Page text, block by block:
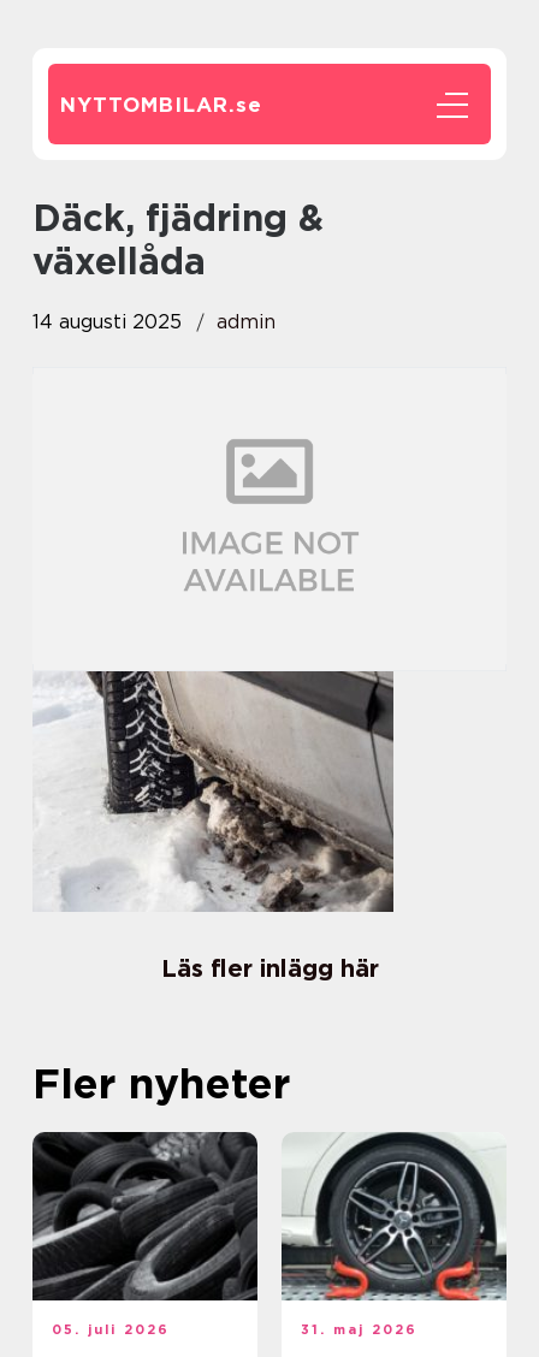
NYTTOMBILAR.se
Däck, fjädring &
växellåda
14 augusti 2025 admin
Läs fler inlägg här
Fler nyheter
05. juli 2026 31. maj 2026